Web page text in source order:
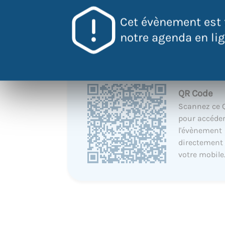
Cet évènement
notre agenda en
QR Code
Scannez ce
pour
l'évènement
directement
votre mobile.